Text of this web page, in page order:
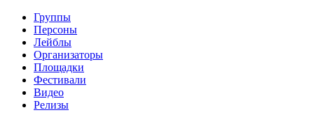
Группы
Персоны
Лейблы
Организаторы
Площадки
Фестивали
Видео
Релизы